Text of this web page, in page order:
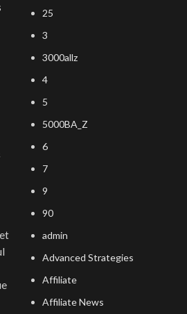
25
3
3000allz
4
5
5000BA_Z
6
7
9
90
admin
Advanced Strategies
Affiliate
Affiliate News